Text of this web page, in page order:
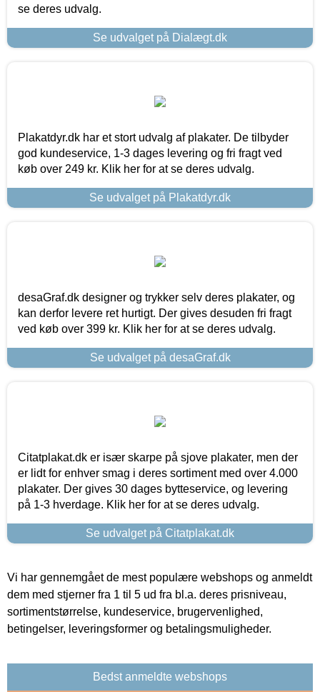
se deres udvalg.
Se udvalget på Dialægt.dk
Plakatdyr.dk har et stort udvalg af plakater. De tilbyder
god kundeservice, 1-3 dages levering og fri fragt ved
køb over 249 kr. Klik her for at se deres udvalg.
Se udvalget på Plakatdyr.dk
desaGraf.dk designer og trykker selv deres plakater, og
kan derfor levere ret hurtigt. Der gives desuden fri fragt
ved køb over 399 kr. Klik her for at se deres udvalg.
Se udvalget på desaGraf.dk
Citatplakat.dk er især skarpe på sjove plakater, men der
er lidt for enhver smag i deres sortiment med over 4.000
plakater. Der gives 30 dages bytteservice, og levering
på 1-3 hverdage. Klik her for at se deres udvalg.
Se udvalget på Citatplakat.dk
Vi har gennemgået de mest populære webshops og anmeldt
dem med stjerner fra 1 til 5 ud fra bl.a. deres prisniveau,
sortimentstørrelse, kundeservice, brugervenlighed,
betingelser, leveringsformer og betalingsmuligheder.
Bedst anmeldte webshops